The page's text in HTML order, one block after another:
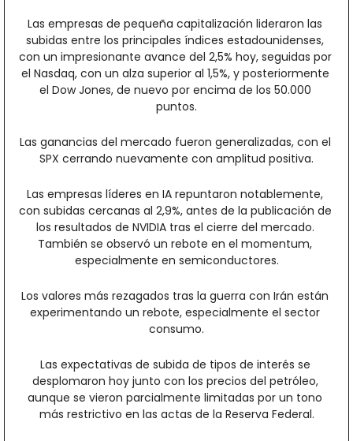
Las empresas de pequeña capitalización lideraron las
subidas entre los principales índices estadounidenses,
con un impresionante avance del 2,5% hoy, seguidas por
el Nasdaq, con un alza superior al 1,5%, y posteriormente
el Dow Jones, de nuevo por encima de los 50.000
puntos.
Las ganancias del mercado fueron generalizadas, con el
SPX cerrando nuevamente con amplitud positiva.
Las empresas líderes en IA repuntaron notablemente,
con subidas cercanas al 2,9%, antes de la publicación de
los resultados de NVIDIA tras el cierre del mercado.
También se observó un rebote en el momentum,
especialmente en semiconductores.
Los valores más rezagados tras la guerra con Irán están
experimentando un rebote, especialmente el sector
consumo.
Las expectativas de subida de tipos de interés se
desplomaron hoy junto con los precios del petróleo,
aunque se vieron parcialmente limitadas por un tono
más restrictivo en las actas de la Reserva Federal.